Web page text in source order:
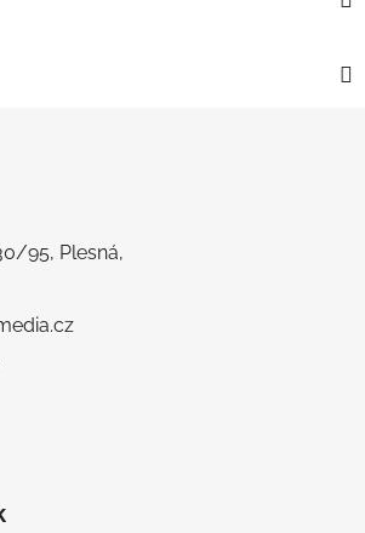
95, Plesná,